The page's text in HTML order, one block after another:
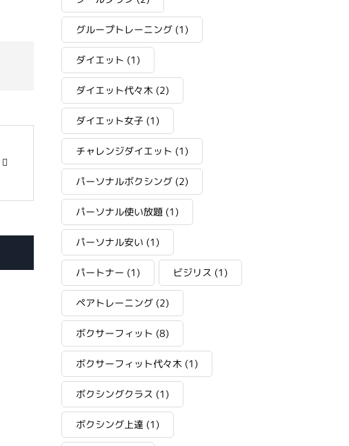
グループトレーニング (1)
ダイエット (1)
ダイエット代々木 (2)
ダイエット女子 (1)
チャレンジダイエット (1)
パーソナルボクシング (2)
パーソナル使い放題 (1)
パーソナル安い (1)
パートナー (1) ビジリス (1)
ペアトレーニング (2)
ボクサーフィット (8)
ボクサーフィット代々木 (1)
ボクシングクラス (1)
ボクシング上達 (1)